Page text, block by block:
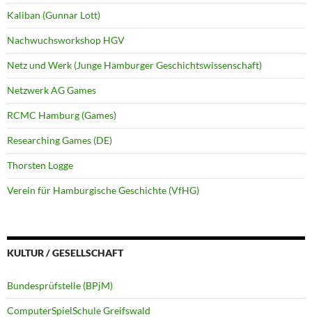
Kaliban (Gunnar Lott)
Nachwuchsworkshop HGV
Netz und Werk (Junge Hamburger Geschichtswissenschaft)
Netzwerk AG Games
RCMC Hamburg (Games)
Researching Games (DE)
Thorsten Logge
Verein für Hamburgische Geschichte (VfHG)
KULTUR / GESELLSCHAFT
Bundesprüfstelle (BPjM)
ComputerSpielSchule Greifswald